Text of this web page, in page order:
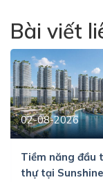
Bài viết
02-08-2026
Tiềm năng đầu
thự tại Sunshine